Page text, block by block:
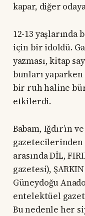
kapar, diğer
12-13 yaşlarında
için bir idoldü.
yazması, kitap
bunları
bir ruh haline
etkilerdi.
Babam, Iğdır’ın
gazetecilerinden
arasında DİL,
gazetesi),
Güneydoğu
entelektüel
Bu nedenle her